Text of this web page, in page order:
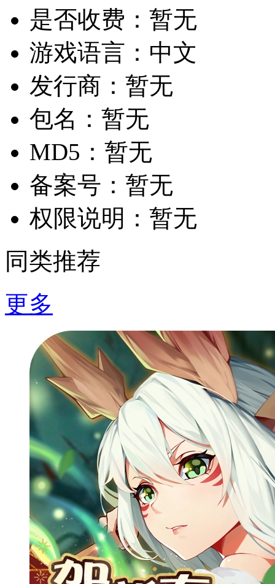
是否收费： 暂无
游戏语言： 中文
发行商： 暂无
包名： 暂无
MD5： 暂无
备案号： 暂无
权限说明： 暂无
同类推荐
更多